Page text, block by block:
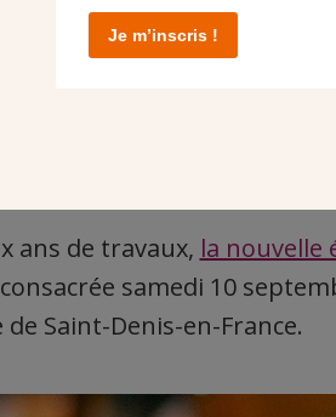
ans de travaux, la nouvelle
samedi 10
Saint-Denis-en-France.
Je m’inscris !